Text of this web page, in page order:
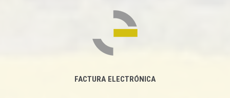
FACTURA ELECTRÓNICA